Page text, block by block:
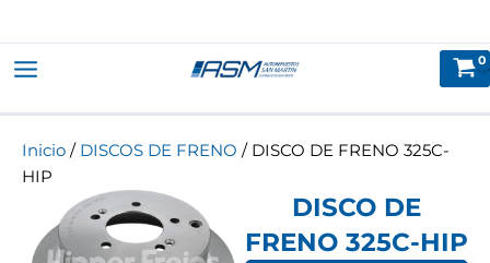
al
contenido
Inicio / DISCOS DE FRENO / DISCO DE FRENO 325C-
HIP
DISCO DE
FRENO 325C-HIP